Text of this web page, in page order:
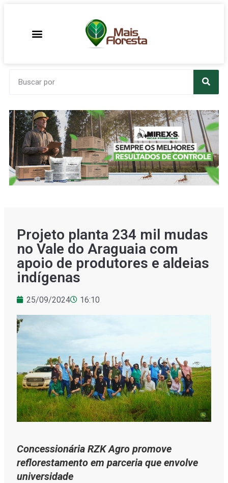
Projeto planta 234 mil mudas
no Vale do Araguaia com
apoio de produtores e aldeias
indígenas
25/09/2024 16:10
Concessionária RZK Agro promove
reflorestamento em parceria que envolve
universidade